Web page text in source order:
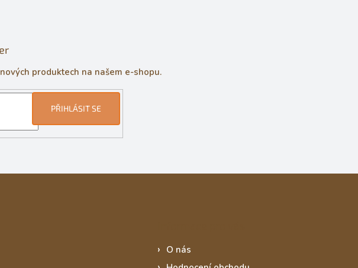
produktech na našem e-shopu.
PŘIHLÁSIT SE
O nás